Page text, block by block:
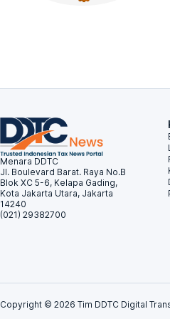
Menara DDTC
Jl. Boulevard Barat. Raya No.B
Blok XC 5-6, Kelapa Gading,
Kota Jakarta Utara, Jakarta
14240
(021) 29382700
Copyright © 2026 Tim DDTC Digital